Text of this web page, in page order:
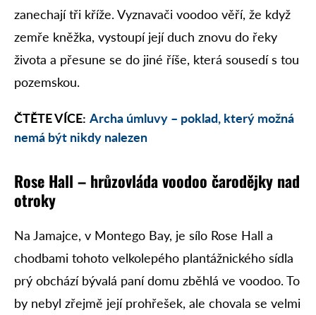
zanechají tři kříže. Vyznavači voodoo věří, že když
zemře kněžka, vystoupí její duch znovu do řeky
života a přesune se do jiné říše, která sousedí s tou
pozemskou.
ČTĚTE VÍCE: Archa úmluvy – poklad, který možná
nemá být nikdy nalezen
Rose Hall – hrůzovláda voodoo čarodějky nad
otroky
Na Jamajce, v Montego Bay, je sílo Rose Hall a
chodbami tohoto velkolepého plantážnického sídla
prý obchází bývalá paní domu zběhlá ve voodoo. To
by nebyl zřejmě její prohřešek, ale chovala se velmi